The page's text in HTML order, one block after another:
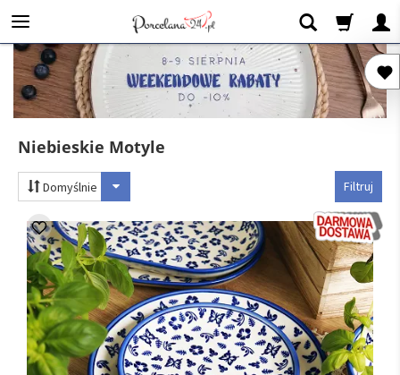
Niebieskie Motyle
Filtruj
Domyślnie